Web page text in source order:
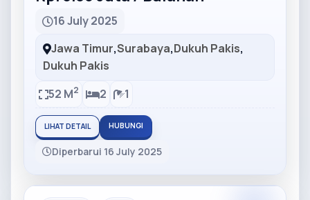
16 July 2025
Jawa Timur,Surabaya,Dukuh Pakis,
Dukuh Pakis
52 M2 2 1
LIHAT DETAIL HUBUNGI
Diperbarui 16 July 2025